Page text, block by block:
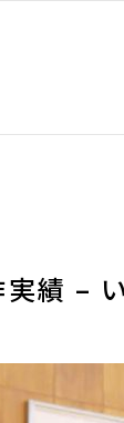
績 –